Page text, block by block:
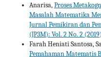
Anarisa,Proses
Masalah Matematika
Jurnal Pemikiran dan
(JP3M): Vol. 2 No. 2
Farah Heniati Santosa,
Pemahaman Matematis